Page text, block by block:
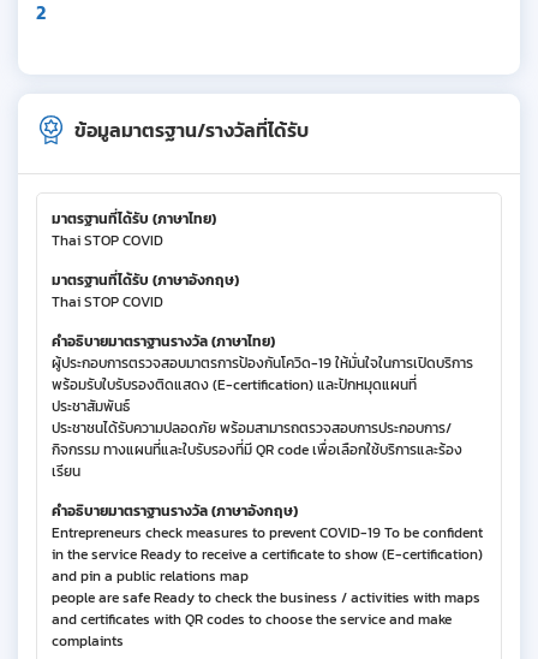
2
ข้อมูลมาตรฐาน/รางวัลที่ได้รับ
มาตรฐานที่ได้รับ (ภาษาไทย)
Thai STOP COVID
มาตรฐานที่ได้รับ (ภาษาอังกฤษ)
Thai STOP COVID
คำอธิบายมาตราฐานรางวัล (ภาษาไทย)
ผู้ประกอบการตรวจสอบมาตรการป้องกันโควิด-19 ให้มั่นใจในการเปิดบริการ
พร้อมรับใบรับรองติดแสดง (E-certification) และปักหมุดแผนที่
ประชาสัมพันธ์
ประชาชนได้รับความปลอดภัย พร้อมสามารถตรวจสอบการประกอบการ/
กิจกรรม ทางแผนที่และใบรับรองที่มี QR code เพื่อเลือกใช้บริการและร้อง
เรียน
คำอธิบายมาตราฐานรางวัล (ภาษาอังกฤษ)
Entrepreneurs check measures to prevent COVID-19 To be confident
in the service Ready to receive a certificate to show (E-certification)
and pin a public relations map
people are safe Ready to check the business / activities with maps
and certificates with QR codes to choose the service and make
complaints